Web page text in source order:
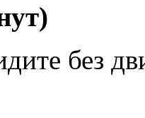
без